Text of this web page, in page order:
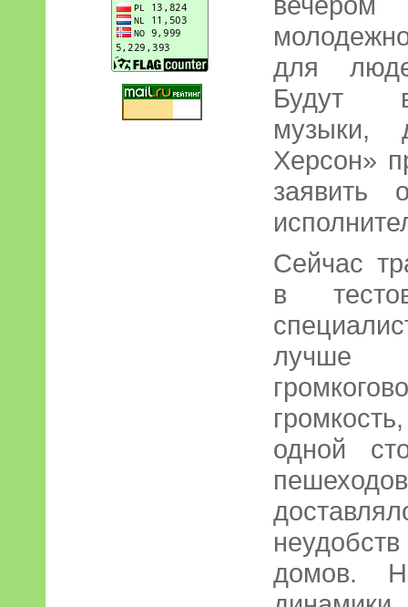
для
Будут
музыки,
Херсон»
заявить
Сейчас
в
одной
домов.